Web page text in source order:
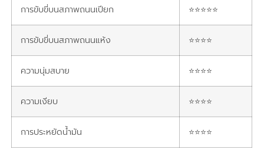
การขับขี่บนสภาพถนนเปียก ⭐⭐⭐⭐⭐
การขับขี่บนสภาพถนนแห้ง ⭐⭐⭐⭐
ความนุ่มสบาย ⭐⭐⭐⭐
ความเงียบ ⭐⭐⭐⭐
การประหยัดน้ำมัน ⭐⭐⭐⭐